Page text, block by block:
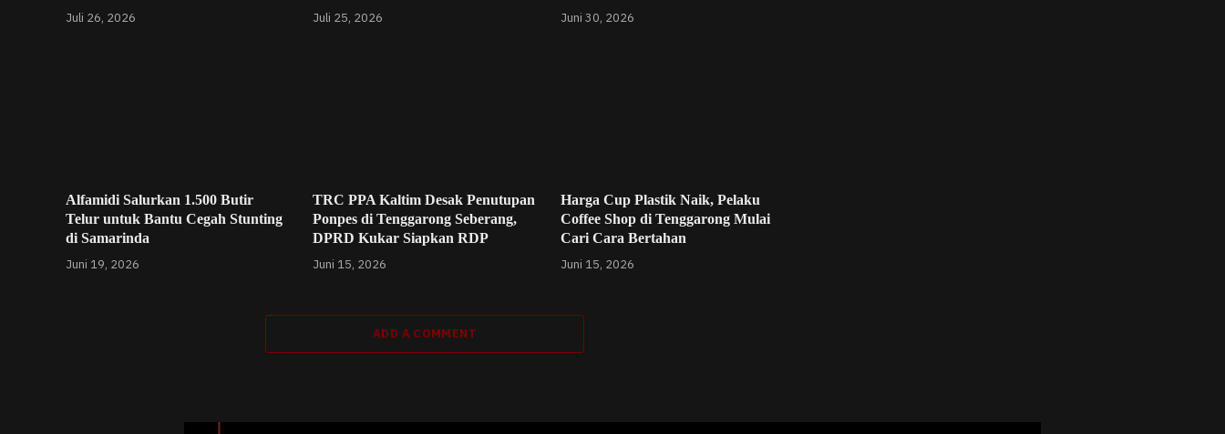
Juli 26, 2026
Juli 25, 2026
Juni 30, 2026
Alfamidi Salurkan 1.500 Butir
Telur untuk Bantu Cegah Stunting
di Samarinda
Juni 19, 2026
TRC PPA Kaltim Desak Penutupan
Ponpes di Tenggarong Seberang,
DPRD Kukar Siapkan RDP
Juni 15, 2026
Harga Cup Plastik Naik, Pelaku
Coffee Shop di Tenggarong Mulai
Cari Cara Bertahan
Juni 15, 2026
ADD A COMMENT